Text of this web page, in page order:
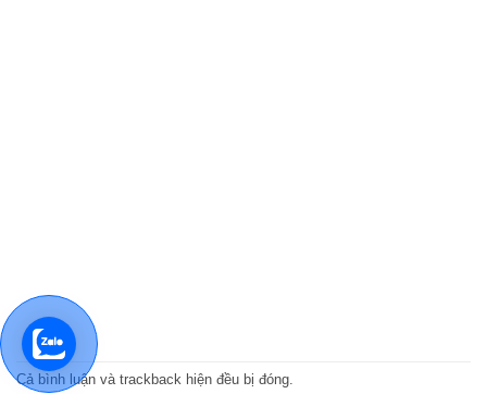
Cả bình luận và trackback hiện đều bị đóng.